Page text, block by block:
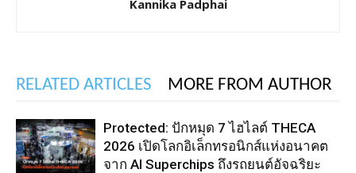
Kannika Padphai
RELATED ARTICLES MORE FROM AUTHOR
Protected: ปักหมุด 7 ไฮไลต์ THECA
2026 เปิดโลกอิเล็กทรอนิกส์แห่งอนาคต
จาก AI Superchips ถึงรถยนต์อัจฉริยะ